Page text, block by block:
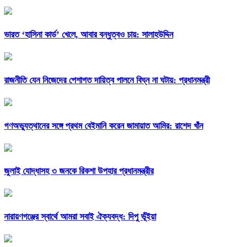
ভারত ‘হাসিনা কার্ড’ খেলে, আবার বন্ধুত্বও চায়: সালাহউদ্দিন
রাজনীতি যেন নিজেদের পেশাগত দায়িত্ব পালনে বিঘ্ন না ঘটায়: প্রধানমন্ত্রী
গণঅভ্যুত্থানের সঙ্গে প্রথম বেইমানি করেন জামায়াত আমির: রাশেদ খাঁন
জুলাই যোদ্ধাসহ ৩ জনকে রিকশা উপহার প্রধানমন্ত্রীর
নারায়ণগঞ্জের স্বার্থে আমরা সবাই ঐক্যবদ্ধ: দিপু ভূঁইয়া